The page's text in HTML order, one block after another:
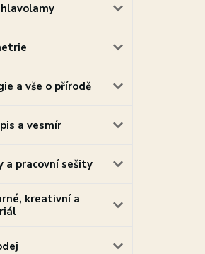
a vše o přírodě
a vesmír
a pracovní sešity
kreativní a